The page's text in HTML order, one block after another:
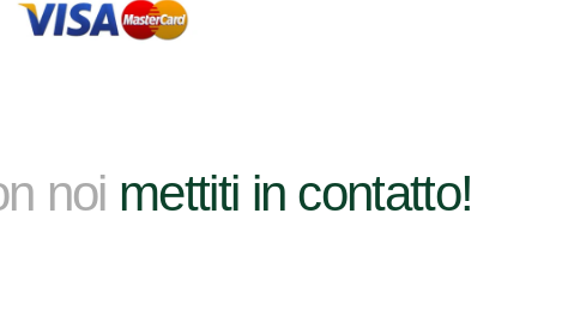
noi mettiti in contatto!